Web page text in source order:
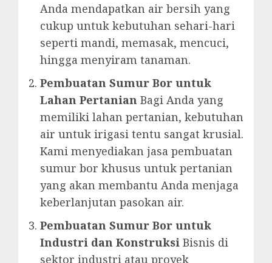
Anda mendapatkan air bersih yang
cukup untuk kebutuhan sehari-hari
seperti mandi, memasak, mencuci,
hingga menyiram tanaman.
Pembuatan Sumur Bor untuk
Lahan Pertanian Bagi Anda yang
memiliki lahan pertanian, kebutuhan
air untuk irigasi tentu sangat krusial.
Kami menyediakan jasa pembuatan
sumur bor khusus untuk pertanian
yang akan membantu Anda menjaga
keberlanjutan pasokan air.
Pembuatan Sumur Bor untuk
Industri dan Konstruksi Bisnis di
sektor industri atau proyek